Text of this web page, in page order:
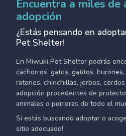
Encuentra a miles de
adopción
¿Estás pensando en
Pet Shelter!
En Miwuki Pet Shelter podrás
cachorros, gatos, gatitos,
ratones, chinchillas, jerbos,
adopción procedentes de
animales o perreras de todo el
Si estás buscando adoptar o
sitio adecuado!